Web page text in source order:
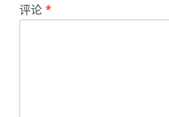
评论 *